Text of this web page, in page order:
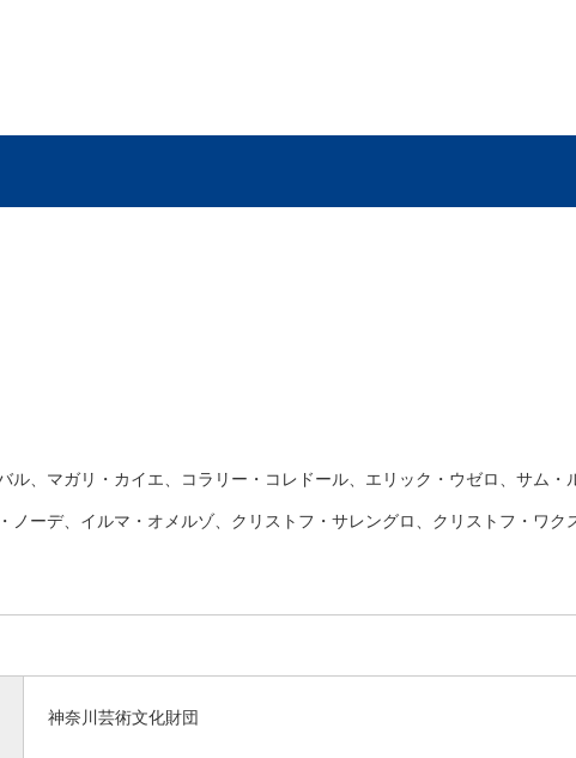
マガリ・カイエ、コラリー・コレドール、エリック・ウゼロ、サム・ル
デ、イルマ・オメルゾ、クリストフ・サレングロ、クリストフ・ワク
神奈川芸術文化財団